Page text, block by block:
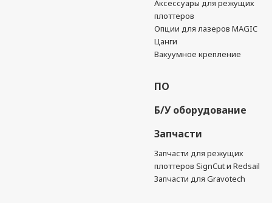
Аксессуары для режущих
плоттеров
Опции для лазеров MAGIC
Цанги
Вакуумное крепление
ПО
Б/У оборудование
Запчасти
Запчасти для режущих
плоттеров SignCut и Redsail
Запчасти для Gravotech